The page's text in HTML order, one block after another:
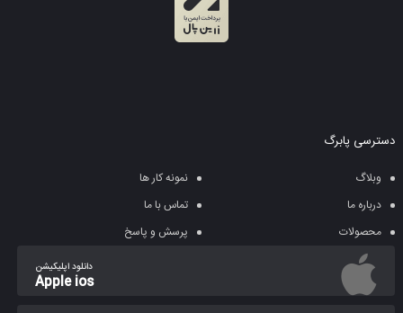
دسترسی پابرگ
وبلاگ
نمونه کار ها
درباره ما
تماس با ما
محصولات
پرسش و پاسخ
دانلود اپلیکیشن
Apple ios